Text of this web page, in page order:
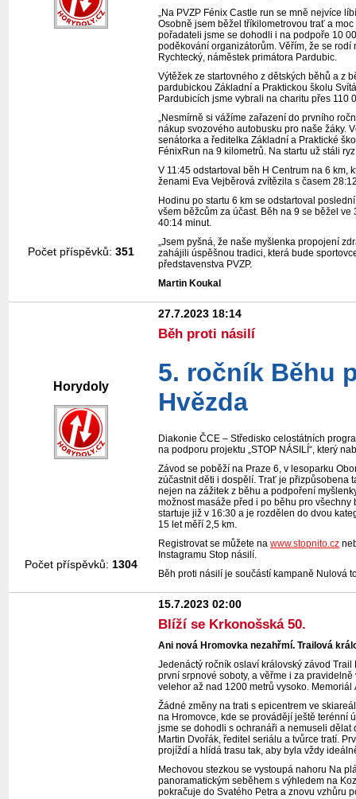
„Na PVZP Fénix Castle run se mně nejvíce
Osobně jsem běžel tříkilometrovou trať a
pořadateli jsme se dohodli i na podpoře 10
poděkování organizátorům. Věřím, že se
Rychtecký, náměstek primátora Pardubic.
Výtěžek ze startovného z dětských běhů a z
pardubickou Základní a Praktickou školu
Pardubicích jsme vybrali na charitu přes 110
„Nesmírně si vážíme zařazení do prvního
nákup svozového autobusku pro naše žáky.
senátorka a ředitelka Základní a Praktické
FénixRun na 9 kilometrů. Na startu už stáli
V 11:45 odstartoval běh H Centrum na 6 km,
ženami Eva Vejběrová zvítězila s časem
Hodinu po startu 6 km se odstartoval
všem běžcům za účast. Běh na 9 se běžel
40:14 minut.
„Jsem pyšná, že naše myšlenka propojení
zahájili úspěšnou tradici, která bude
představenstva PVZP.
Martin Koukal
Počet příspěvků: 351
Horydoly
27.7.2023 18:14
Běh proti násilí
5. ročník Běhu
Hvězda
Diakonie ČCE – Středisko celostátních
na podporu projektu „STOP NÁSILÍ“, který
Závod se poběží na Praze 6, v lesoparku
zúčastnit děti i dospělí. Trať je přizpůsobena
nejen na zážitek z běhu a podpoření
možnost masáže před i po běhu pro
startuje již v 16:30 a je rozdělen do dvou
15 let měří 2,5 km.
Registrovat se můžete nawww.stopnito.cz
Instagramu Stop násilí.
Běh proti násilí je součástí kampaně Nulová
Počet příspěvků: 1304
15.7.2023 02:00
Blíží se Krkonošská 50.
Ani nová Hromovka nezahřmí. Trailová
Jedenáctý ročník oslaví královský závod
první srpnové soboty, a věřme i za
velehor až nad 1200 metrů vysoko.
Žádné změny na trati s epicentrem ve
na Hromovce, kde se provádějí ještě terénní
jsme se dohodli s ochranáři a nemuseli dělat
Martin Dvořák, ředitel seriálu a tvůrce tratí.
projíždí a hlídá trasu tak, aby byla vždy
Mechovou stezkou se vystoupá nahoru Na
panoramatickým seběhem s výhledem na
pokračuje do Svatého Petra a znovu vzhůru